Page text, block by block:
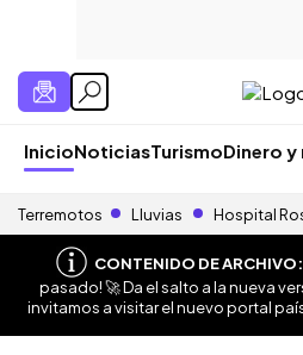
InicioNoticiasTurismoDinero
Terremotos Lluvias Hospital
CONTENIDO DE ARCHIVO:
pasado! 🚀 Da el salto a la nueva
invitamos a visitar el nuevo portal